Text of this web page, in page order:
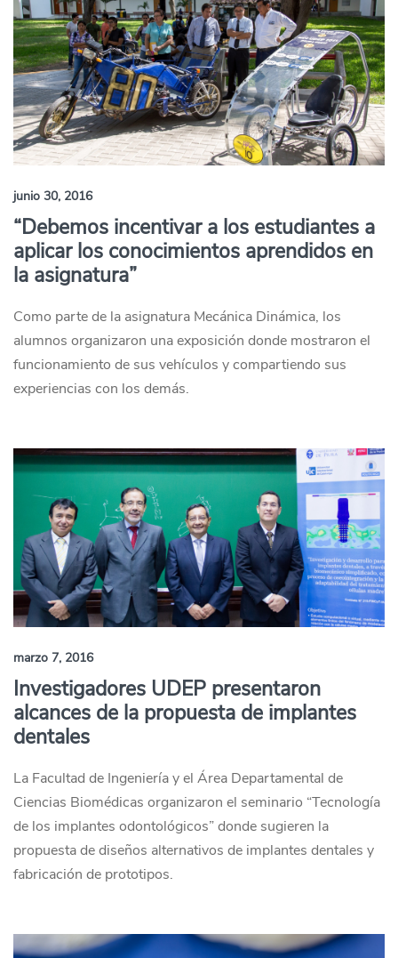
junio 30, 2016
“Debemos incentivar a los estudiantes a
aplicar los conocimientos aprendidos en
la asignatura”
Como parte de la asignatura Mecánica Dinámica, los
alumnos organizaron una exposición donde mostraron el
funcionamiento de sus vehículos y compartiendo sus
experiencias con los demás.
marzo 7, 2016
Investigadores UDEP presentaron
alcances de la propuesta de implantes
dentales
La Facultad de Ingeniería y el Área Departamental de
Ciencias Biomédicas organizaron el seminario “Tecnología
de los implantes odontológicos” donde sugieren la
propuesta de diseños alternativos de implantes dentales y
fabricación de prototipos.